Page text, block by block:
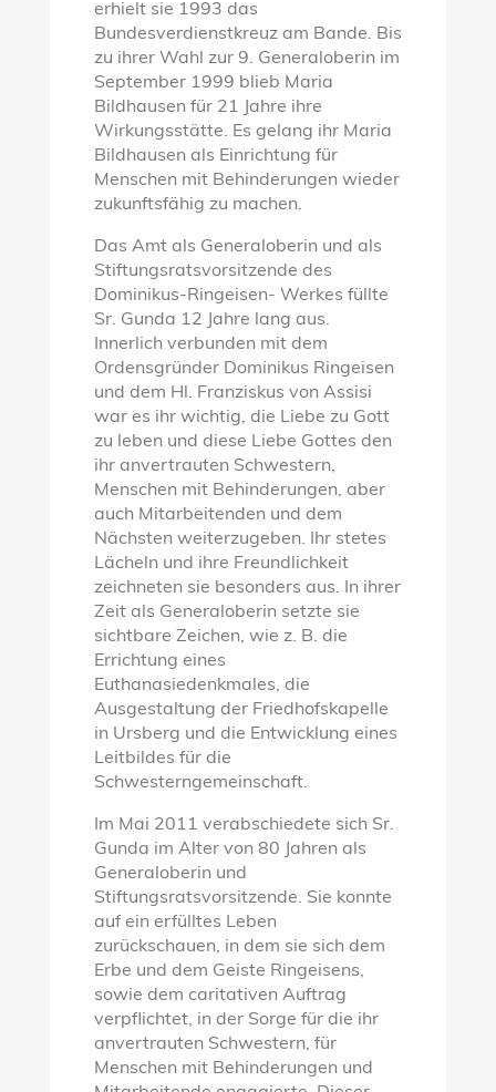
erhielt sie 1993 das
Bundesverdienstkreuz am Bande. Bis
zu ihrer Wahl zur 9. Generaloberin im
September 1999 blieb Maria
Bildhausen für 21 Jahre ihre
Wirkungsstätte. Es gelang ihr Maria
Bildhausen als Einrichtung für
Menschen mit Behinderungen wieder
zukunftsfähig zu machen.
Das Amt als Generaloberin und als
Stiftungsratsvorsitzende des
Dominikus-Ringeisen- Werkes füllte
Sr. Gunda 12 Jahre lang aus.
Innerlich verbunden mit dem
Ordensgründer Dominikus Ringeisen
und dem Hl. Franziskus von Assisi
war es ihr wichtig, die Liebe zu Gott
zu leben und diese Liebe Gottes den
ihr anvertrauten Schwestern,
Menschen mit Behinderungen, aber
auch Mitarbeitenden und dem
Nächsten weiterzugeben. Ihr stetes
Lächeln und ihre Freundlichkeit
zeichneten sie besonders aus. In ihrer
Zeit als Generaloberin setzte sie
sichtbare Zeichen, wie z. B. die
Errichtung eines
Euthanasiedenkmales, die
Ausgestaltung der Friedhofskapelle
in Ursberg und die Entwicklung eines
Leitbildes für die
Schwesterngemeinschaft.
Im Mai 2011 verabschiedete sich Sr.
Gunda im Alter von 80 Jahren als
Generaloberin und
Stiftungsratsvorsitzende. Sie konnte
auf ein erfülltes Leben
zurückschauen, in dem sie sich dem
Erbe und dem Geiste Ringeisens,
sowie dem caritativen Auftrag
verpflichtet, in der Sorge für die ihr
anvertrauten Schwestern, für
Menschen mit Behinderungen und